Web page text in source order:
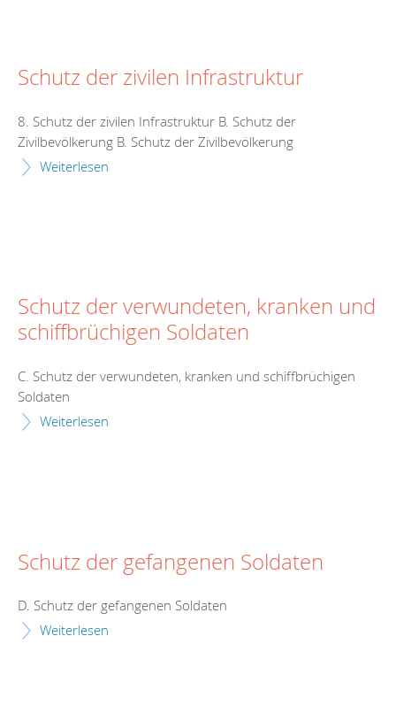
Schutz der zivilen Infrastruktur
8. Schutz der zivilen Infrastruktur B. Schutz der
Zivilbevölkerung B. Schutz der Zivilbevölkerung
Weiterlesen
Schutz der verwundeten, kranken und
schiffbrüchigen Soldaten
C. Schutz der verwundeten, kranken und schiffbrüchigen
Soldaten
Weiterlesen
Schutz der gefangenen Soldaten
D. Schutz der gefangenen Soldaten
Weiterlesen